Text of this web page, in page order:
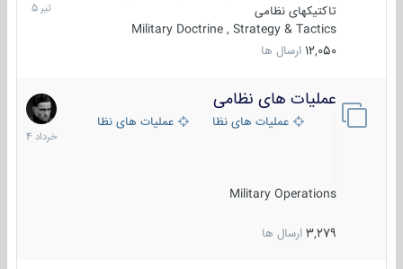
تاکتیکهای نظامی
Military Doctrine , Strategy & Tactics
12,050 ارسال ها
1405
عملیات های نظامی
عملیات های نظامی ایرانعملیات های نظامی خارجی
Military Operations
3,279 ارسال ها
5
خرداد
1404